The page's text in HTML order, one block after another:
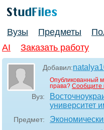
Вузы Предметы
AI
Заказать работу
Добавил:
Опубликованный
права? Сообщите
Вуз:
университет
Предмет: